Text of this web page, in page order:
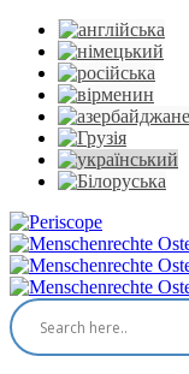
Skip
content
Periscope Facebook
XYouTube
Instagram
Vk
Email